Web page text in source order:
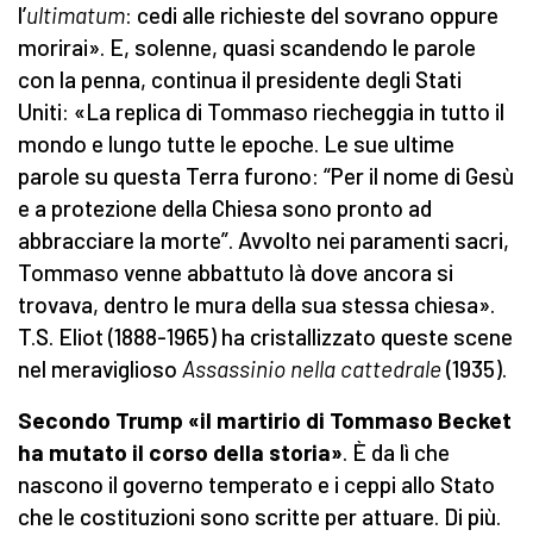
l’ultimatum: cedi alle richieste del sovrano oppure
morirai». E, solenne, quasi scandendo le parole
con la penna, continua il presidente degli Stati
Uniti: «La replica di Tommaso riecheggia in tutto il
mondo e lungo tutte le epoche. Le sue ultime
parole su questa Terra furono: “Per il nome di Gesù
e a protezione della Chiesa sono pronto ad
abbracciare la morte”. Avvolto nei paramenti sacri,
Tommaso venne abbattuto là dove ancora si
trovava, dentro le mura della sua stessa chiesa».
T.S. Eliot (1888-1965) ha cristallizzato queste scene
nel meraviglioso Assassinio nella cattedrale(1935).
Secondo Trump «il martirio di Tommaso Becket
ha mutato il corso della storia». È da lì che
nascono il governo temperato e i ceppi allo Stato
che le costituzioni sono scritte per attuare. Di più.